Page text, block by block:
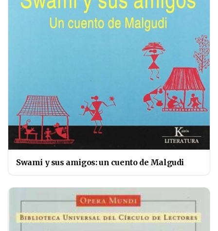
Swami y sus amigos: un cuento de Malgudi